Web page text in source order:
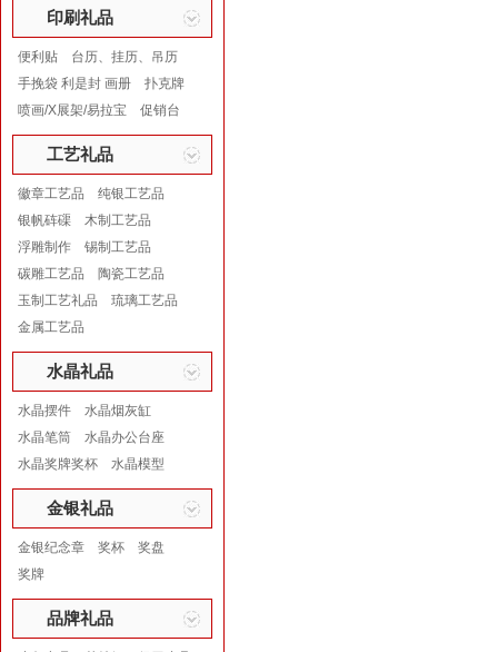
印刷礼品
便利贴
台历、挂历、吊历
手挽袋 利是封 画册
扑克牌
喷画/X展架/易拉宝
促销台
工艺礼品
徽章工艺品
纯银工艺品
银帆砗磲
木制工艺品
浮雕制作
锡制工艺品
碳雕工艺品
陶瓷工艺品
玉制工艺礼品
琉璃工艺品
金属工艺品
水晶礼品
水晶摆件
水晶烟灰缸
水晶笔筒
水晶办公台座
水晶奖牌奖杯
水晶模型
金银礼品
金银纪念章 奖杯
奖盘
奖牌
品牌礼品